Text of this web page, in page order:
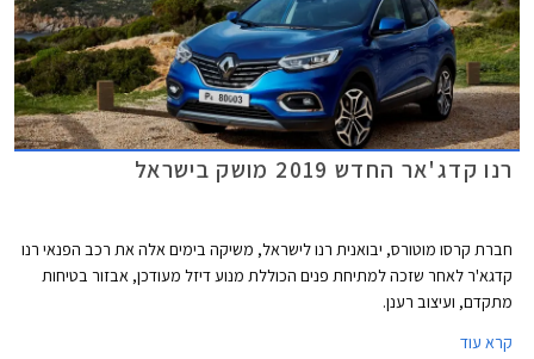
רנו קדג'אר החדש 2019 מושק בישראל
חברת קרסו מוטורס, יבואנית רנו לישראל, משיקה בימים אלה את רכב הפנאי רנו
קדגא'ר לאחר שזכה למתיחת פנים הכוללת מנוע דיזל מעודכן, אבזור בטיחות
מתקדם, ועיצוב רענן.
קרא עוד